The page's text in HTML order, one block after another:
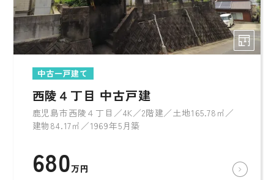
中古一戸建て
西陵４丁目 中古戸建
鹿児島市西陵４丁目／4K／2階建／土地165.78㎡／
建物84.17㎡／1969年5月築
680万円